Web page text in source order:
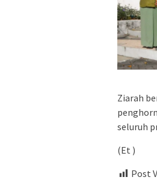
Ziarah
seluruh
(Et )
Post